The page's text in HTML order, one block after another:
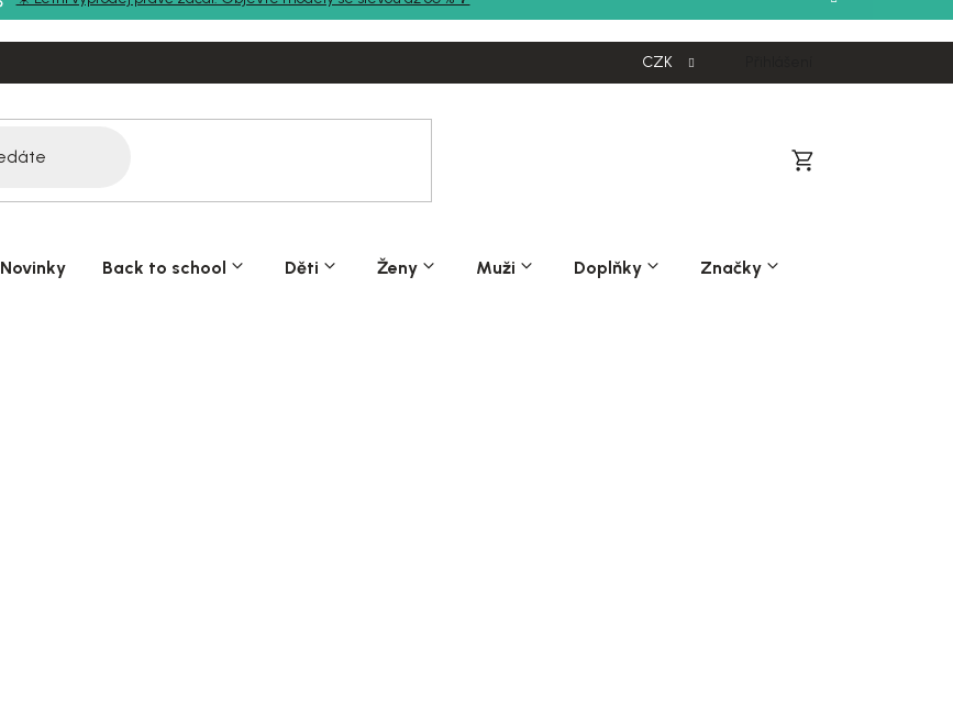
CZK
Nákupní
Novinky Back to school Děti Ženy Muži Doplňky Značky